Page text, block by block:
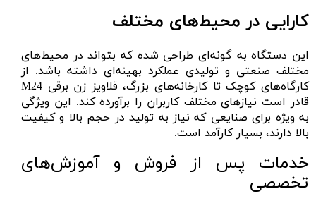
کارایی در محیط‌های مختلف
این دستگاه به گونه‌ای طراحی شده که بتواند در محیط‌های
مختلف صنعتی و تولیدی عملکرد بهینه‌ای داشته باشد. از
کارگاه‌های کوچک تا کارخانه‌های بزرگ، قلاویز زن برقی M24
قادر است نیازهای مختلف کاربران را برآورده کند. این ویژگی
به ویژه برای صنایعی که نیاز به تولید در حجم بالا و کیفیت
بالا دارند، بسیار کارآمد است.
خدمات پس از فروش و آموزش‌های
تخصصی